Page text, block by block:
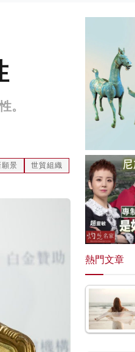
。
景
世貿組織
熱門文章